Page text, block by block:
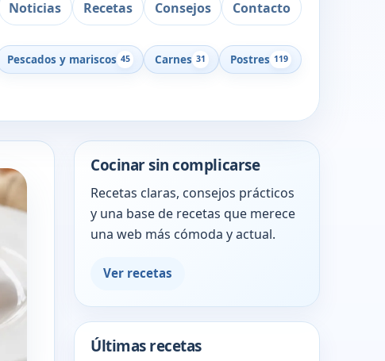
Noticias Recetas Consejos Contacto
Pescados y mariscos 45 Carnes 31 Postres 119
Cocinar sin complicarse
Recetas claras, consejos prácticos
y una base de recetas que merece
una web más cómoda y actual.
Ver recetas
Últimas recetas